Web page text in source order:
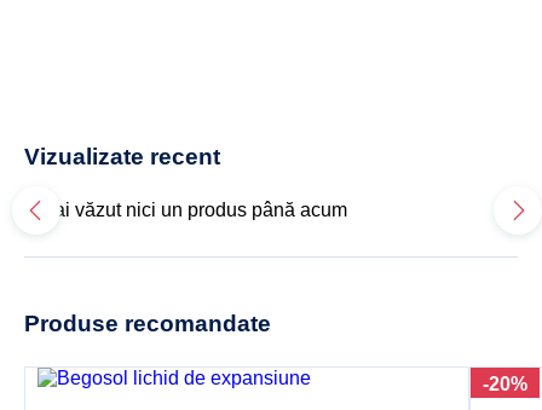
Vizualizate recent
Nu ai văzut nici un produs până acum
Produse recomandate
-20%